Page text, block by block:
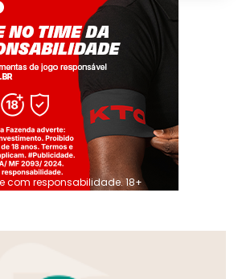
com responsabilidade. 18+